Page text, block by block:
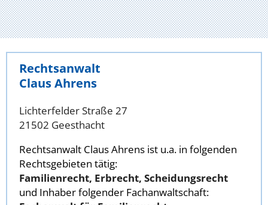
Rechtsanwalt
Claus Ahrens
Lichterfelder Straße 27
21502 Geesthacht
Rechtsanwalt Claus Ahrens ist u.a. in folgenden
Rechtsgebieten tätig:
Familienrecht, Erbrecht, Scheidungsrecht
und Inhaber folgender Fachanwaltschaft: